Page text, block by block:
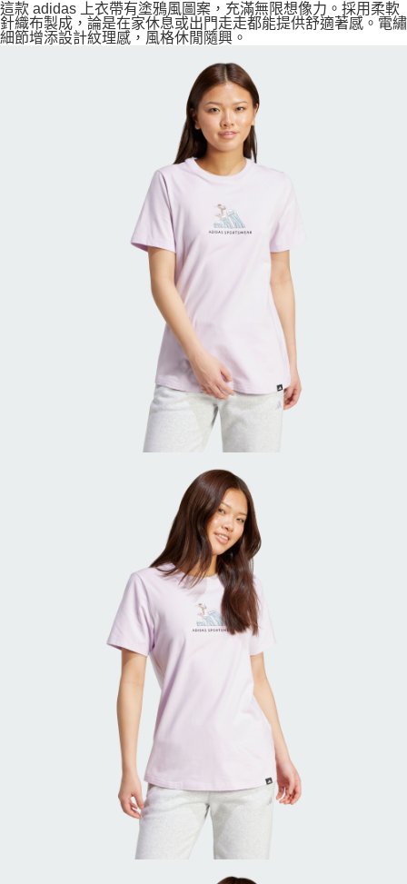
這款 adidas 上衣帶有塗鴉風圖案，充滿無限想像力。採用柔軟
針織布製成，論是在家休息或出門走走都能提供舒適著感。電繡
細節增添設計紋理感，風格休閒隨興。